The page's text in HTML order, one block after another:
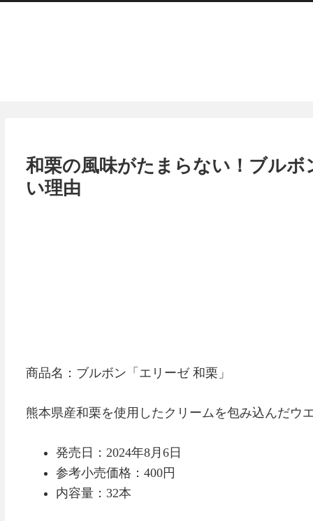
和栗の風味がたまらない！ブル
い理由
商品名：ブルボン「エリーゼ 和栗」
熊本県産和栗を使用したクリームを包み込んだウ
発売日：2024年8月6日
参考小売価格：400円
内容量：32本